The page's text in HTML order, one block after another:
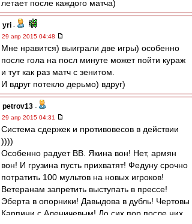
летает после каждого матча)
yri -
29 апр 2015 04:48
Мне нравится) выиграли две игры) особенно
после гола на посл минуте может пойти кураж
и тут как раз матч с зенитом.
И вдруг потекло дерьмо) вдруг)
petrov13 -
29 апр 2015 04:31
Система сдержек и противовесов в действии
))))
Особенно радует ВВ. Якина вон! Нет, армян
вон! И грузина пусть прихватят! Федуну срочно
потратить 100 мультов на новых игроков!
Ветеранам запретить выступать в прессе!
Эберта в опорники! Давыдова в дубль! Чертовы
Карпини с Аленичевым! До сих пор после них